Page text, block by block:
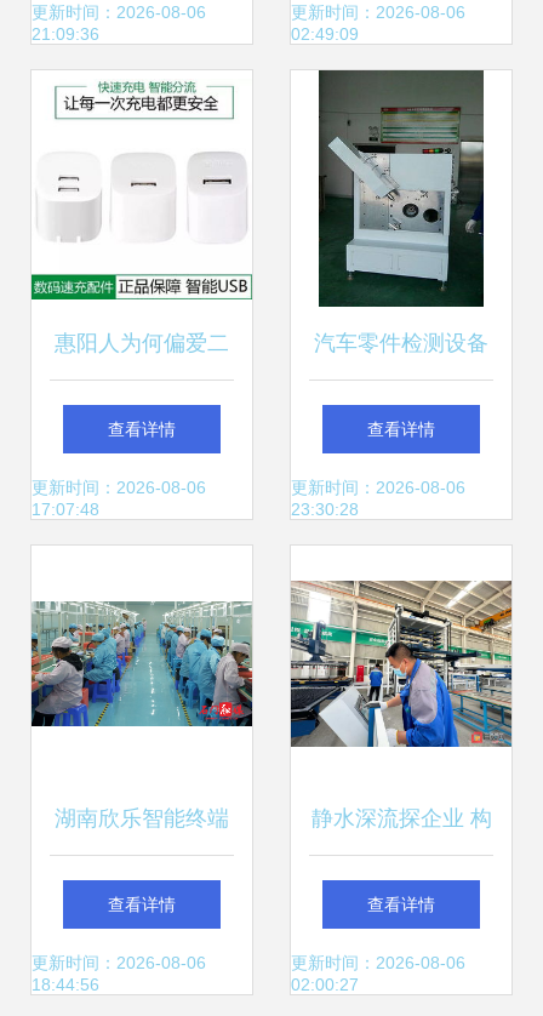
机产品列表全解析
更新时间：2026-08-06
21:09:36
厂 高品质吸盘产品
套方案
更新时间：2026-08-06
02:49:09
惠阳人为何偏爱二
手苹果手机与智能
配件？
查看详情
更新时间：2026-08-06
17:07:48
汽车零件检测设备
的智能化转型 以鑫
台铭智能装备股份
查看详情
更新时间：2026-08-06
23:30:28
湖南欣乐智能终端
产业园项目 聚焦智
能设备配件，构建
查看详情
更新时间：2026-08-06
18:44:56
静水深流探企业 构
筑发展新支撑——
大安工业园区走访
查看详情
更新时间：2026-08-06
02:00:27